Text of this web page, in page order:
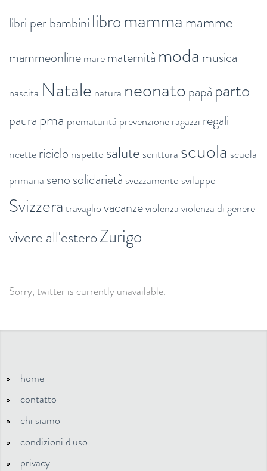
libri per bambini libromamma mamme
mammeonlinemarematernità moda musica
nascita Natale natura neonatopapà parto
paura pma prematurità prevenzioneragazzi regali
ricettericiclo rispetto salute scrittura scuola scuola
primaria senosolidarietà svezzamento sviluppo
Svizzeratravagliovacanzeviolenzaviolenza di genere
vivere all'esteroZurigo
Sorry, twitter is currently unavailable.
home
contatto
chi siamo
condizioni d'uso
privacy